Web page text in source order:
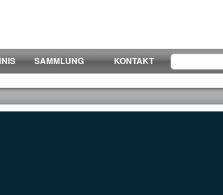
SAMMLUNG KONTAKT